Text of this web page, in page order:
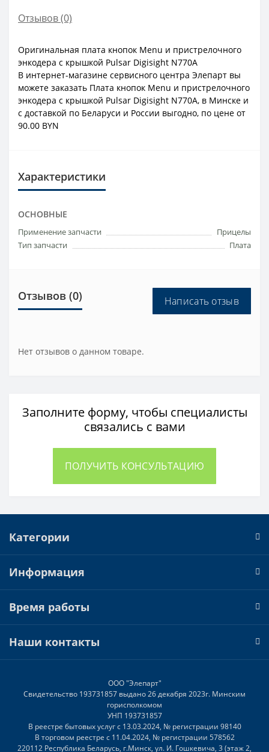
Отзывов (0)
Оригинальная плата кнопок Menu и пристрелочного
энкодера с крышкой Pulsar Digisight N770A
В интернет-магазине сервисного центра Элепарт вы
можете заказать Плата кнопок Menu и пристрелочного
энкодера с крышкой Pulsar Digisight N770A, в Минске и
с доставкой по Беларуси и России выгодно, по цене от
90.00 BYN
Характеристики
ОСНОВНЫЕ
Применение запчасти
Прицелы
Тип запчасти
Плата
Отзывов (0) Написать отзыв
Нет отзывов о данном товаре.
Заполните форму, чтобы специалисты
связались с вами
ПОЛУЧИТЬ КОНСУЛЬТАЦИЮ
Категории
Информация
Время работы
Наши контакты
ООО "Элепарт"
Свидетельство 193731857 выдано 26 декабря 2023г. Минским
горисполкомом
УНП 193731857
В реестре бытовых услуг с 13.03.2024, № регистрации 98140
В торговом реестре с 11.04.2024, № регистрации 578562
220112 Республика Беларусь, г.Минск, ул. И. Гошкевича, 3 (этаж 2,